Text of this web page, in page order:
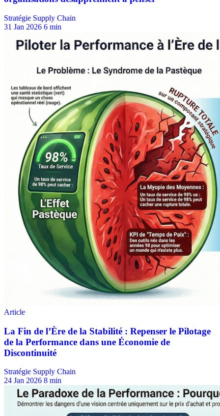
Stratégie Supply Chain
31 Jan 2026 6 min
Stratégie Supply Chain
24 Jan 2026 8 min